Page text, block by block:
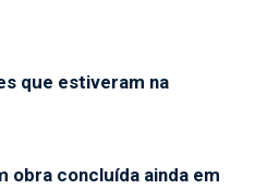
que estiveram na
obra concluída ainda em